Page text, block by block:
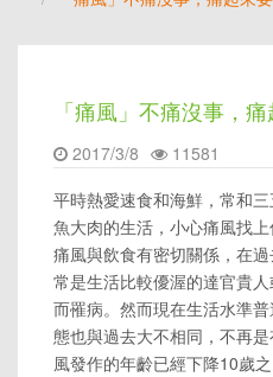
「痛風」不痛沒事，
2017/3/8
11581
平時熱愛速食和海鮮，常和
魚大肉的生活，小心痛風找上
痛風與飲食有密切關係，在
常是生活比較優渥的達官貴
而罹病。然而現在生活水準
態也與過去大不相同，不再
風發作的年齡已經下降10歲